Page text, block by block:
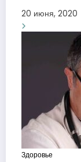
20 июня, 2020
Здоровье